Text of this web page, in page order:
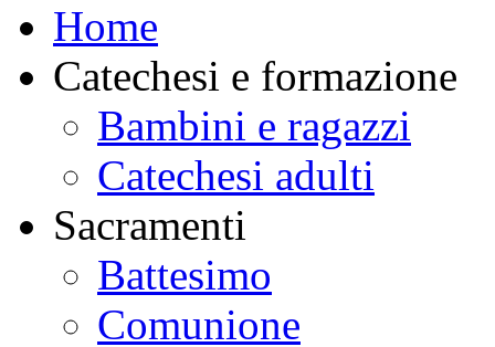
Home
Catechesi e formazione
Bambini e ragazzi
Catechesi adulti
Sacramenti
Battesimo
Comunione